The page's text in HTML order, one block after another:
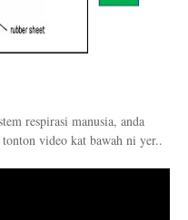
respirasi manusia, anda
video kat bawah ni yer..